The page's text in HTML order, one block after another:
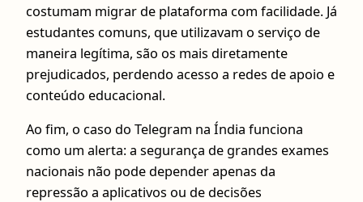
costumam migrar de plataforma com facilidade. Já
estudantes comuns, que utilizavam o serviço de
maneira legítima, são os mais diretamente
prejudicados, perdendo acesso a redes de apoio e
conteúdo educacional.
Ao fim, o caso do Telegram na Índia funciona
como um alerta: a segurança de grandes exames
nacionais não pode depender apenas da
repressão a aplicativos ou de decisões